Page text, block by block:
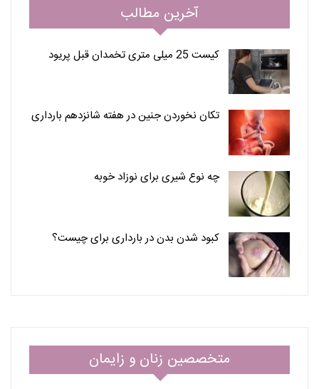
آخرین مطالب
کیست 25 میلی متری تخمدان قبل پریود
تکان نخوردن جنین در هفته شانزدهم بارداری
چه نوع شیری برای نوزاد خوبه
کبود شدن بدن در بارداری برای چیست؟
متخصصین زنان و زایمان